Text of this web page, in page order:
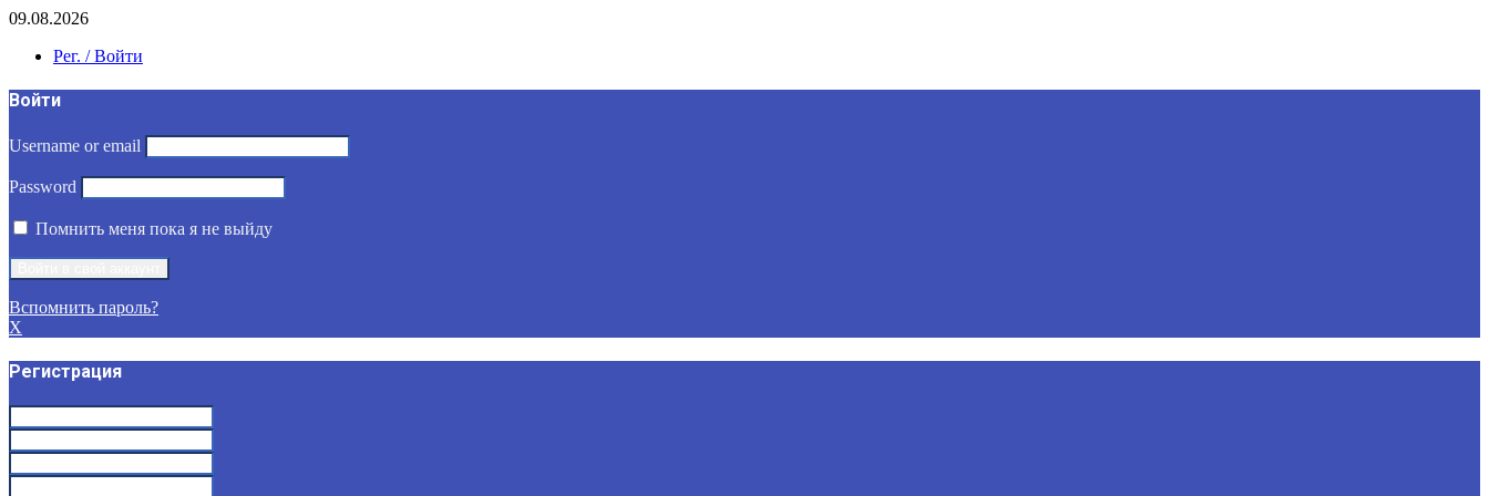
09.08.2026
Рег. / Войти
Войти
Username or email
Password
Помнить меня пока я не выйду
Вспомнить пароль?
X
Регистрация